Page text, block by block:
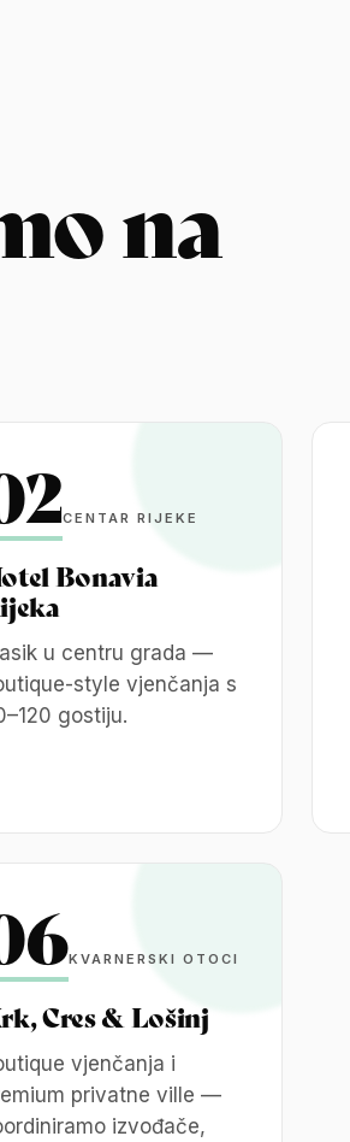
na
CENTAR RIJEKE
Bonavia
u centru grada —
style vjenčanja s
gostiju.
KVARNERSKI OTOCI
Cres & Lošinj
vjenčanja i
privatne ville —
izvođače,